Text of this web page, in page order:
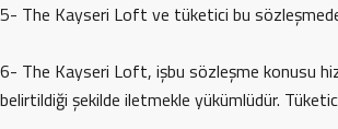
5- The Kayseri Loft ve tüketici bu
6- The Kayseri Loft, işbu sözleşme konusu
belirtildiği şekilde iletmekle yükümlüdür.